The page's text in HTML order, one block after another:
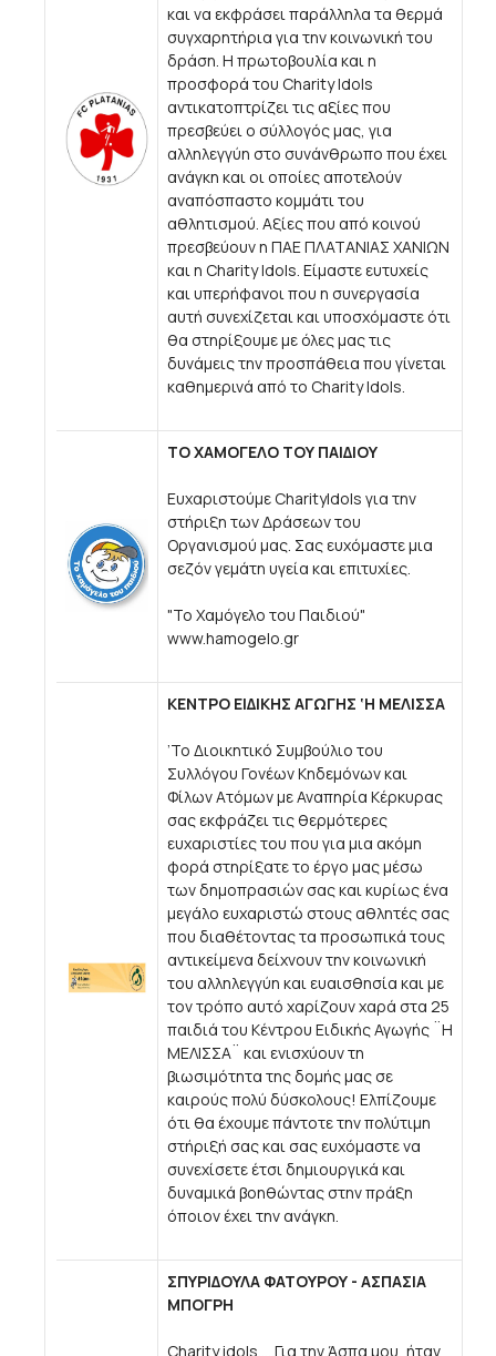
και να εκφράσει παράλληλα τα θερμά
συγχαρητήρια για την κοινωνική του
δράση. Η πρωτοβουλία και η
προσφορά του Charity Idols
αντικατοπτρίζει τις αξίες που
πρεσβεύει ο σύλλογός μας, για
αλληλεγγύη στο συνάνθρωπο που έχει
ανάγκη και οι οποίες αποτελούν
αναπόσπαστο κομμάτι του
αθλητισμού. Αξίες που από κοινού
πρεσβεύουν η ΠΑΕ ΠΛΑΤΑΝΙΑΣ ΧΑΝΙΩΝ
και η Charity Idols. Είμαστε ευτυχείς
και υπερήφανοι που η συνεργασία
αυτή συνεχίζεται και υποσχόμαστε ότι
θα στηρίξουμε με όλες μας τις
δυνάμεις την προσπάθεια που γίνεται
καθημερινά από το Charity Idols.
ΤΟ ΧΑΜΟΓΕΛΟ ΤΟΥ ΠΑΙΔΙΟΥ
Ευχαριστούμε CharityIdols για την
στήριξη των Δράσεων του
Οργανισμού μας. Σας ευχόμαστε μια
σεζόν γεμάτη υγεία και επιτυχίες.
"Το Χαμόγελο του Παιδιού"
www.hamogelo.gr
ΚΕΝΤΡΟ ΕΙΔΙΚΗΣ ΑΓΩΓΗΣ ‘Η ΜΕΛΙΣΣΑ
’Το Διοικητικό Συμβούλιο του
Συλλόγου Γονέων Κηδεμόνων και
Φίλων Ατόμων με Αναπηρία Κέρκυρας
σας εκφράζει τις θερμότερες
ευχαριστίες του που για μια ακόμη
φορά στηρίξατε το έργο μας μέσω
των δημοπρασιών σας και κυρίως ένα
μεγάλο ευχαριστώ στους αθλητές σας
που διαθέτοντας τα προσωπικά τους
αντικείμενα δείχνουν την κοινωνική
του αλληλεγγύη και ευαισθησία και με
τον τρόπο αυτό χαρίζουν χαρά στα 25
παιδιά του Κέντρου Ειδικής Αγωγής ¨Η
ΜΕΛΙΣΣΑ¨ και ενισχύουν τη
βιωσιμότητα της δομής μας σε
καιρούς πολύ δύσκολους! Ελπίζουμε
ότι θα έχουμε πάντοτε την πολύτιμη
στήριξή σας και σας ευχόμαστε να
συνεχίσετε έτσι δημιουργικά και
δυναμικά βοηθώντας στην πράξη
όποιον έχει την ανάγκη.
ΣΠΥΡΙΔΟΥΛΑ ΦΑΤΟΥΡΟΥ - ΑΣΠΑΣΙΑ
ΜΠΟΓΡΗ
Charity idols.....Για την Άσπα μου, ήταν